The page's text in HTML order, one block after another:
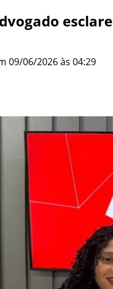
09/06/2026 às 04:29